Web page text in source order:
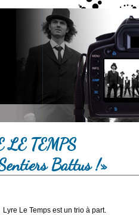
LE TEMPS
Battus !»
Lyre Le Temps est un trio à part.